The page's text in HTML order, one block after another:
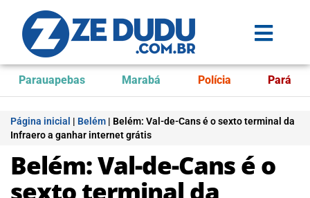
Parauapebas Marabá Polícia Pará
Página inicial | Belém | Belém: Val-de-Cans é o sexto terminal da
Infraero a ganhar internet grátis
Belém: Val-de-Cans é o
sexto terminal da